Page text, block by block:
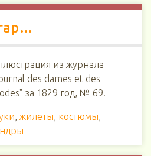
из журнала
des dames et des
за 1829 год, № 69.
, жилеты, костюмы,